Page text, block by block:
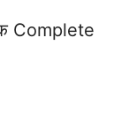
Complete